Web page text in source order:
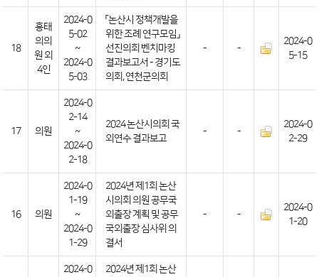
18
홍태
의의
원 외
4인
2024-0
5-02
~
2024-0
5-03
「논산시 정책개발을
위한 조례 연구모임」
선진의회 벤치마킹
결과보고서 - 경기도
의회, 연천군의회
- -
2024-0
5-15
17 의원
2024-0
2-14
~
2024-0
2-18
2024 논산시의회 국
외연수 결과보고
- -
2024-0
2-29
16 의원
2024-0
1-19
~
2024-0
1-29
2024년 제1회 논산
시의회 의원 공무국
외출장 계획 및 공무
국외출장 심사위 의
결서
- -
2024-0
1-20
2024-0
2024년 제1회 논산